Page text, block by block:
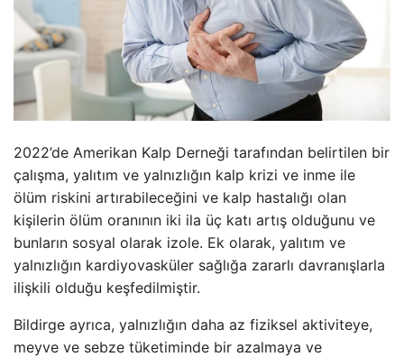
2022’de Amerikan Kalp Derneği tarafından belirtilen bir
çalışma, yalıtım ve yalnızlığın kalp krizi ve inme ile
ölüm riskini artırabileceğini ve kalp hastalığı olan
kişilerin ölüm oranının iki ila üç katı artış olduğunu ve
bunların sosyal olarak izole. Ek olarak, yalıtım ve
yalnızlığın kardiyovasküler sağlığa zararlı davranışlarla
ilişkili olduğu keşfedilmiştir.
Bildirge ayrıca, yalnızlığın daha az fiziksel aktiviteye,
meyve ve sebze tüketiminde bir azalmaya ve